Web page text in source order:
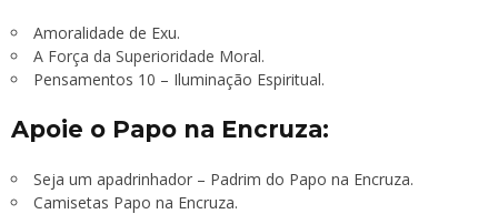
Amoralidade de Exu.
A Força da Superioridade Moral.
Pensamentos 10 – Iluminação Espiritual.
Apoie o Papo na Encruza:
Seja um apadrinhador – Padrim do Papo na Encruza.
Camisetas Papo na Encruza.